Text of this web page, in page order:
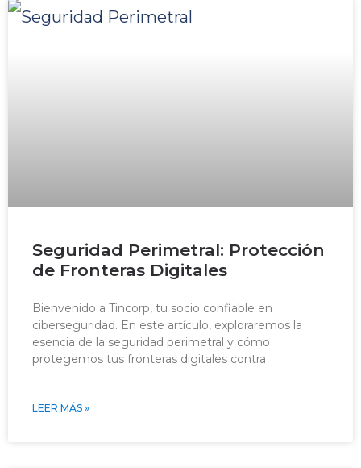
Seguridad Perimetral: Protección
de Fronteras Digitales
Bienvenido a Tincorp, tu socio confiable en
ciberseguridad. En este artículo, exploraremos la
esencia de la seguridad perimetral y cómo
protegemos tus fronteras digitales contra
LEER MÁS »